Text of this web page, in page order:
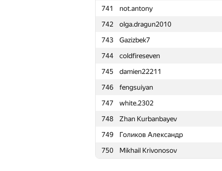
741
not.antony
742
olga.dragun2010
743
Gazizbek7
744
coldfireseven
745
damien22211
746
fengsuiyan
747
white.2302
748
Zhan Kurbanbayev
749
Голиков Александр
750
Mikhail Krivonosov
718
Michal Korbela
719
allvoxes
720
Надежда Демина
721
barney1b1
722
nike0good
723
Anton Lupanov
724
Дмитрий Кидяев
725
binvua925
726
uid-2s6isupa
727
sm1024sm